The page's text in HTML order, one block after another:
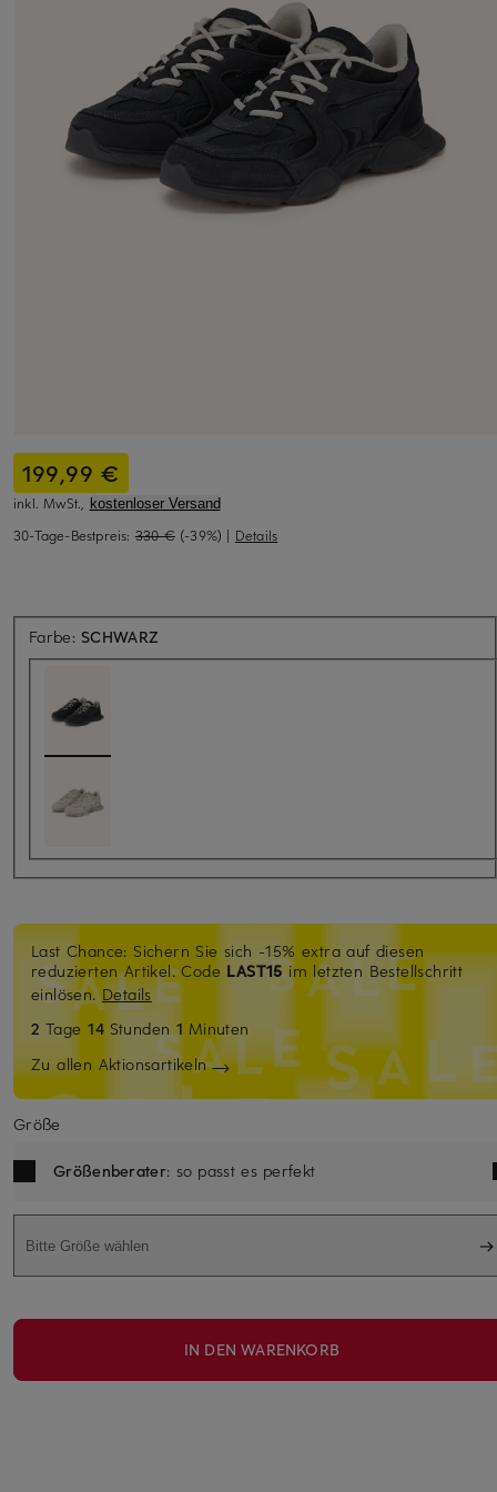
199,99 €
inkl. MwSt., kostenloser Versand
30-Tage-Bestpreis: 330 € (-39%) | Details
Farbe: SCHWARZ
Last Chance: Sichern Sie sich -15% extra auf diesen
reduzierten Artikel. Code LAST15im letzten Bestellschritt
einlösen.Details
2 Tage14 Stunden 1 Minuten
Zu allen Aktionsartikeln
Größe
Größenberater: so passt es perfekt
Bitte Größe wählen
IN DEN WARENKORB